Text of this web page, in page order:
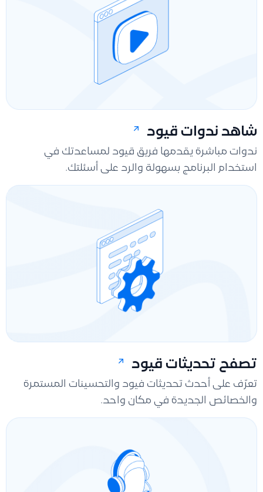
شاهد ندوات قيود
ندوات مباشرة يقدمها فريق قيود لمساعدتك في
استخدام البرنامج بسهولة والرد على أسئلتك.
تصفح تحديثات قيود
تعرّف على أحدث تحديثات فيود والتحسينات المستمرة
والخصائص الجديدة في مكان واحد.